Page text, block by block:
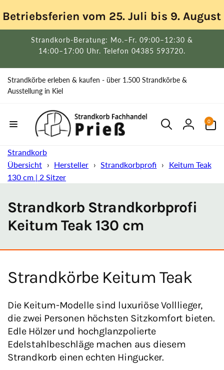
zum
Inhalt
Betriebsferien vom 25. Juli bis 9.
Strandkorb-Beratung: Mo.–Fr. 09:00–12:30 &
14:00–17:00 Uhr. Telefon 04385 593720.
Strandkörbe erleben & kaufen - über 1.500 Strandkörbe &
Ausstellung in Kiel
Einloggen
0
Artikel
Strandkorb
Übersicht › Hersteller › Strandkorbprofi ›
Keitum Teak
130 cm | 2 Sitzer
Strandkorb Strandkorbprofi
Keitum Teak 130 cm
Strandkörbe Keitum Teak
Die Keitum-Modelle sind luxuriöse Volllieger,
die zwei Personen höchsten Sitzkomfort bieten.
Edle Hölzer und hochglanzpolierte
Edelstahlbeschläge machen aus diesem
Strandkorb einen echten Hingucker.